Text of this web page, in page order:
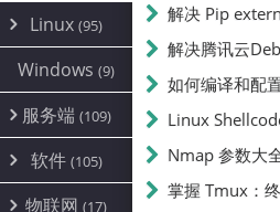
Linux (95)
Alpine
CentOS(17)
Debian(24)
ProxmoxVE
Ubuntu(7)
Windows (9)
服务端 (109)
环境配置
DD重装(3)
加速优化(34)
软件 (105)
安全(12)
物联网 (17)